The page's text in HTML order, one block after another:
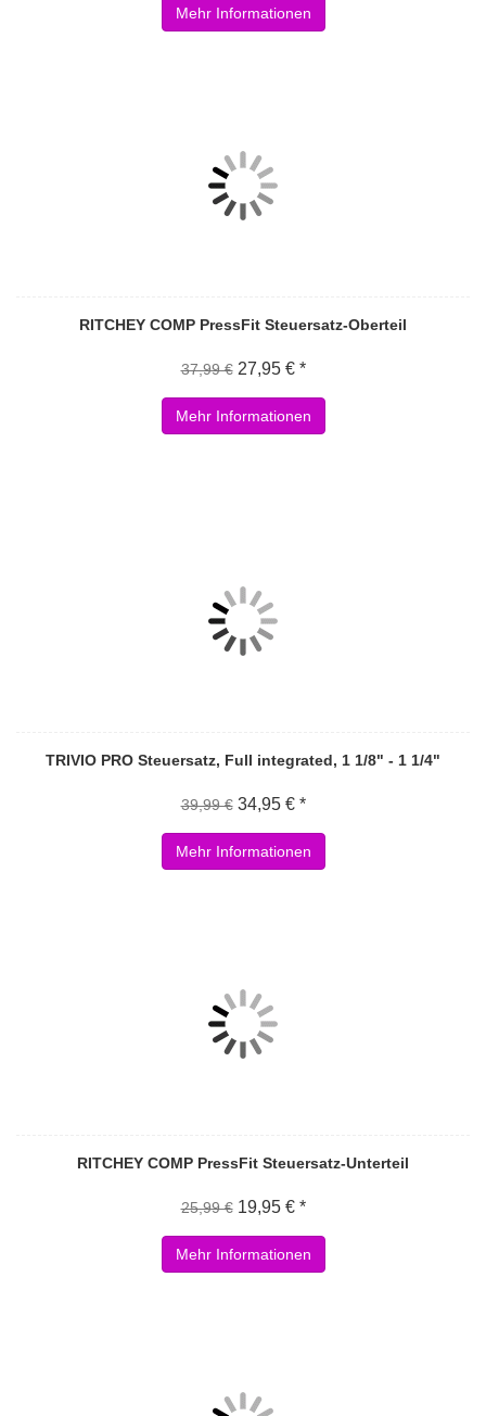
Mehr Informationen
RITCHEY COMP PressFit Steuersatz-Oberteil
37,99 € 27,95 € *
Mehr Informationen
TRIVIO PRO Steuersatz, Full integrated, 1 1/8" - 1 1/4"
39,99 € 34,95 € *
Mehr Informationen
RITCHEY COMP PressFit Steuersatz-Unterteil
25,99 € 19,95 € *
Mehr Informationen